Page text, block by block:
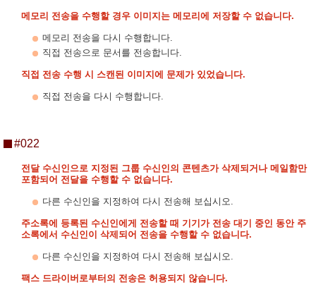
메모리 전송을 수행할 경우 이미지는 메모리에 저장할 수 없습니다.
메모리 전송을 다시 수행합니다.
직접 전송으로 문서를 전송합니다.
직접 전송 수행 시 스캔된 이미지에 문제가 있었습니다.
직접 전송을 다시 수행합니다.
#022
전달 수신인으로 지정된 그룹 수신인의 콘텐츠가 삭제되거나 메일함만
포함되어 전달을 수행할 수 없습니다.
다른 수신인을 지정하여 다시 전송해 보십시오.
주소록에 등록된 수신인에게 전송할 때 기기가 전송 대기 중인 동안 주
소록에서 수신인이 삭제되어 전송을 수행할 수 없습니다.
다른 수신인을 지정하여 다시 전송해 보십시오.
팩스 드라이버로부터의 전송은 허용되지 않습니다.